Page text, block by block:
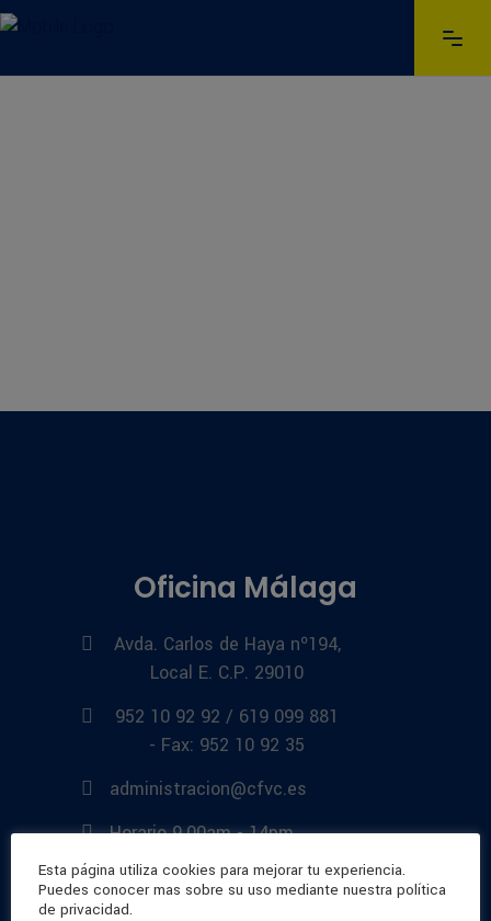
Oficina Málaga
Avda. Carlos de Haya nº194,
Local E. C.P. 29010
952 10 92 92 / 619 099 881
- Fax: 952 10 92 35
administracion@cfvc.es
Horario 9.00am - 14pm
Esta página utiliza cookies para mejorar tu experiencia.
Puedes conocer mas sobre su uso mediante nuestra política
de privacidad.